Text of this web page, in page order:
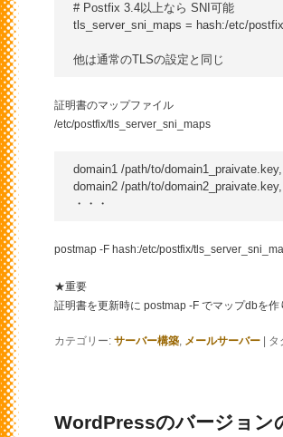
# Postfix 3.4以上なら SNI可能
tls_server_sni_maps = hash:/etc/
証明書のマップファイル
/etc/postfix/tls_server_sni_maps
domain1 /path/to/
domain2 /path/to/
postmap -F hash:/etc/postfix/
★重要
証明書を更新時に postmap -F でマップdbを作
カテゴリー: サーバー構築, メールサーバー タ
WordPressのバージョン